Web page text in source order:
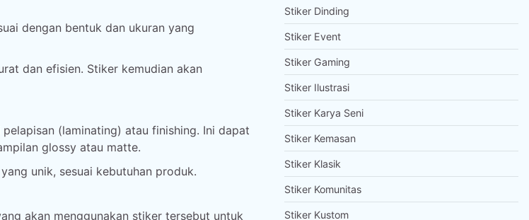
dengan bentuk dan ukuran yang
dan efisien. Stiker kemudian akan
(laminating) atau finishing. Ini dapat
glossy atau matte.
unik, sesuai kebutuhan produk.
akan menggunakan stiker tersebut untuk
Stiker Dinding
Stiker Event
Stiker Gaming
Stiker Ilustrasi
Stiker Karya Seni
Stiker Kemasan
Stiker Klasik
Stiker Komunitas
Stiker Kustom